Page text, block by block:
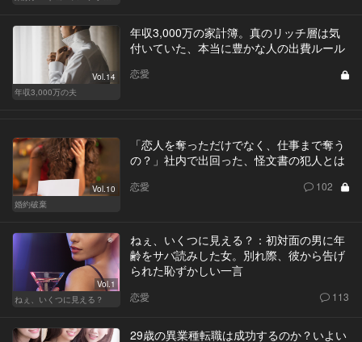
Vol.14
年収3,000万の夫
年収3,000万の家計簿。真のリッチ層は気
付いていた、本当に豊かな人の出費ルール
恋愛
Vol.10
婚約破棄
「恋人を奪っただけでなく、仕事まで奪う
の？」社内で出回った、怪文書の犯人とは
恋愛 102
Vol.1
ねぇ、いくつに見える？
ねぇ、いくつに見える？：初対面の男に年
齢をサバ読みした女。別れ際、彼から告げ
られた恥ずかしい一言
恋愛 113
29歳の異業種転職は成功するのか？いよい